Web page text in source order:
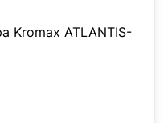
Kromax ATLANTIS-